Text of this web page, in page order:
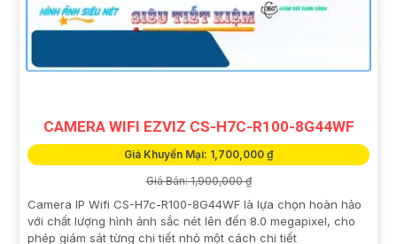
CAMERA WIFI EZVIZ CS-H7C-R100-8G44WF
Giá Khuyến Mại: 1,700,000 ₫
Giá Bán: 1,900,000 ₫
Camera IP Wifi CS-H7c-R100-8G44WF là lựa chọn hoàn hảo
với chất lượng hình ảnh sắc nét lên đến 8.0 megapixel, cho
phép giám sát từng chi tiết nhỏ một cách chi tiết